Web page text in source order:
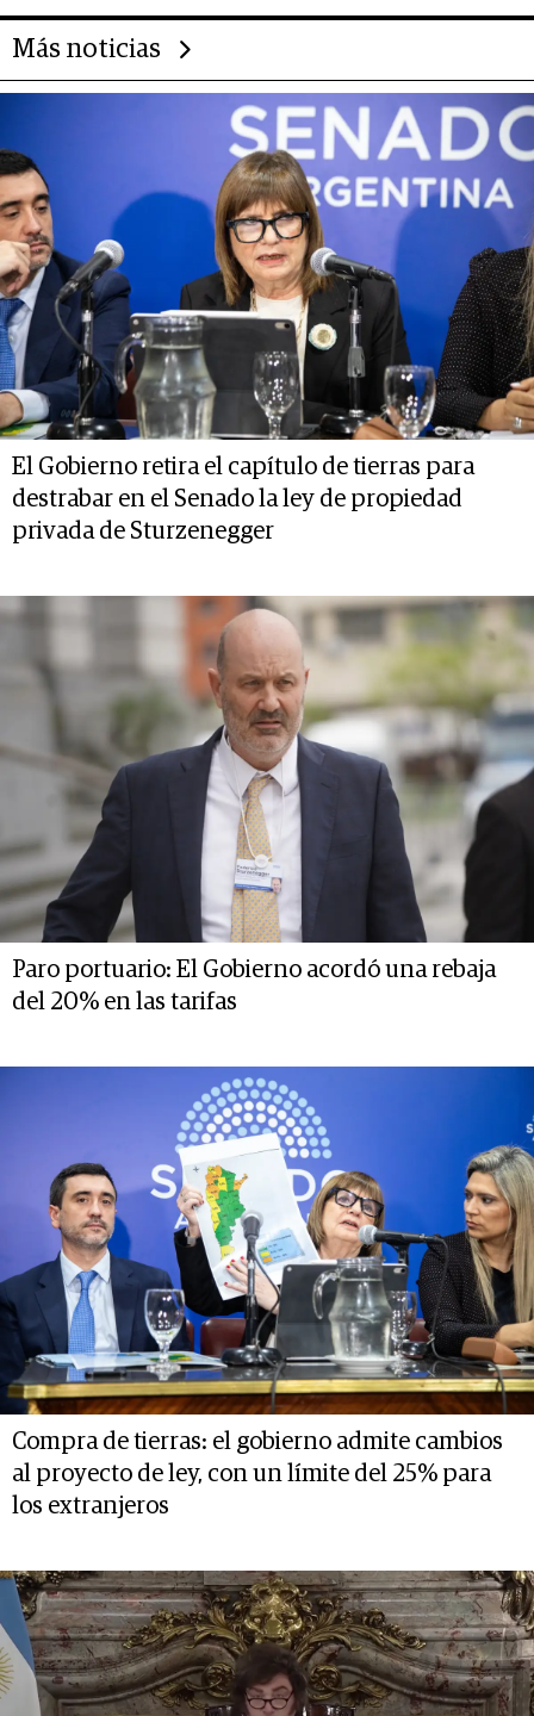
Más noticias
El Gobierno retira el capítulo de tierras para
destrabar en el Senado la ley de propiedad
privada de Sturzenegger
Paro portuario: El Gobierno acordó una rebaja
del 20% en las tarifas
Compra de tierras: el gobierno admite cambios
al proyecto de ley, con un límite del 25% para
los extranjeros